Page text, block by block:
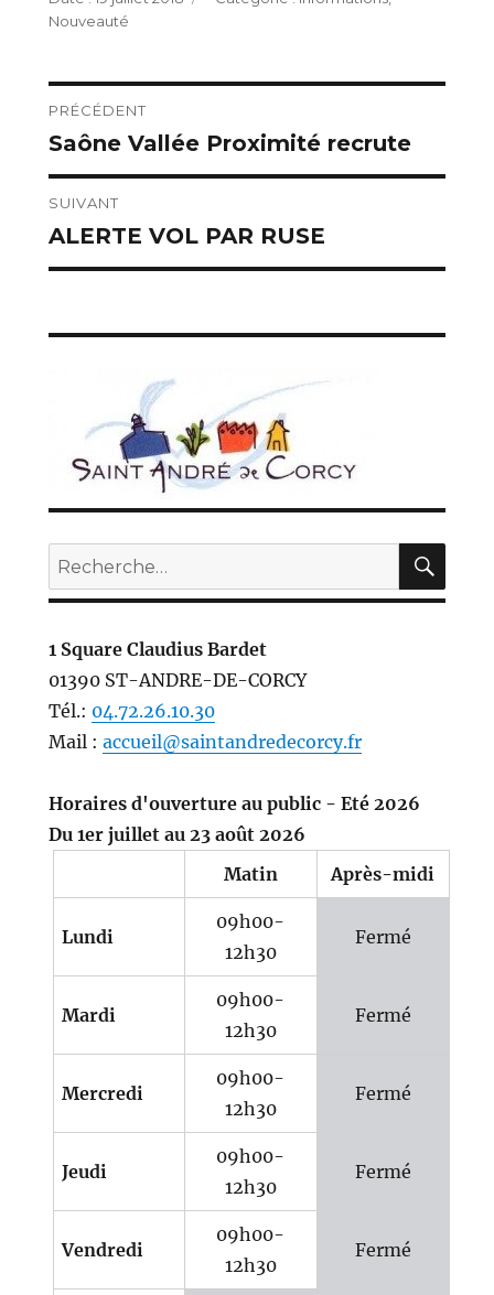
le
Nouveauté
Navigation
de
l’article
PRÉCÉDENT
Publication
précédente :
Saône Vallée Proximité recrute
SUIVANT
Publication
suivante :
ALERTE VOL PAR RUSE
Recherche
pour :
1 Square Claudius Bardet
01390 ST-ANDRE-DE-CORCY
Tél.: 04.72.26.10.30
Mail : accueil@saintandredecorcy.fr
Horaires d'ouverture au public - Eté 2026
Du 1er juillet au 23 août 2026
Matin
Après-midi
Lundi
09h00-
12h30
Fermé
Mardi
09h00-
12h30
Fermé
Mercredi
09h00-
12h30
Fermé
Jeudi
09h00-
12h30
Fermé
Vendredi
09h00-
12h30
Fermé